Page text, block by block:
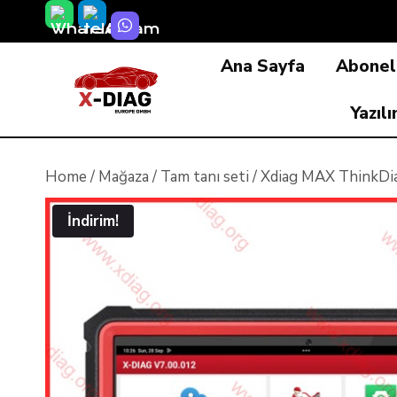
to
Ana Sayfa
Home / Mağaza / Tam tanı seti /Xdiag MAX
İndirim!